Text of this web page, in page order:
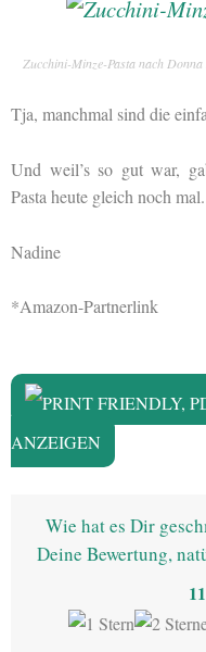
Zucchini-Minze-Pasta nach
Tja, manchmal sind die
Und weil’s so gut war,
Pasta heute gleich noch mal.
Nadine
*Amazon-Partnerlink
ANZEIGEN
Wie hat es Dir
Deine Bewertung,
11